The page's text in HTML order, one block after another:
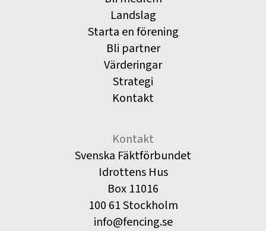
Landslag
Starta en förening
Bli partner
Värderingar
Strategi
Kontakt
Kontakt
Svenska Fäktförbundet
Idrottens Hus
Box 11016
100 61 Stockholm
info@fencing.se